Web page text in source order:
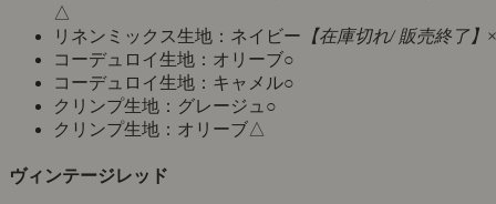
△
リネンミックス生地：ネイビー 【在庫切れ/ 販売終了】 ×
コーデュロイ生地：オリーブ○
コーデュロイ生地：キャメル○
クリンプ生地：グレージュ ○
クリンプ生地：オリーブ△
ヴィンテージレッド